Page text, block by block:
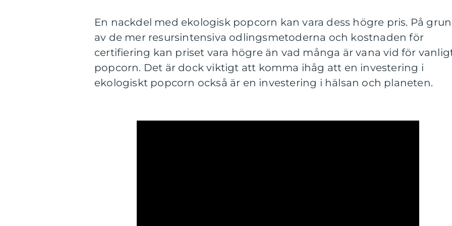
En nackdel med ekologisk popcorn kan vara dess högre pris. På
av de mer resursintensiva odlingsmetoderna och kostnaden för
certifiering kan priset vara högre än vad många är vana vid för
popcorn. Det är dock viktigt att komma ihåg att en investering i
ekologiskt popcorn också är en investering i hälsan och planeten.